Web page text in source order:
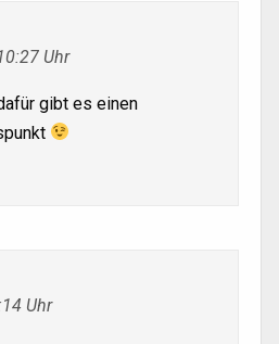
Uhr
gibt es einen
Uhr